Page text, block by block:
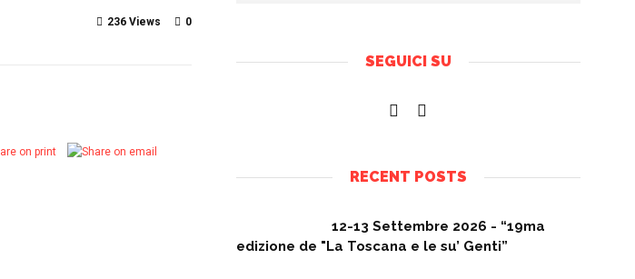
0
236 Views
SEGUICI SU
RECENT POSTS
12-13 Settembre 2026 - “19ma
edizione de "La Toscana e le su’ Genti”